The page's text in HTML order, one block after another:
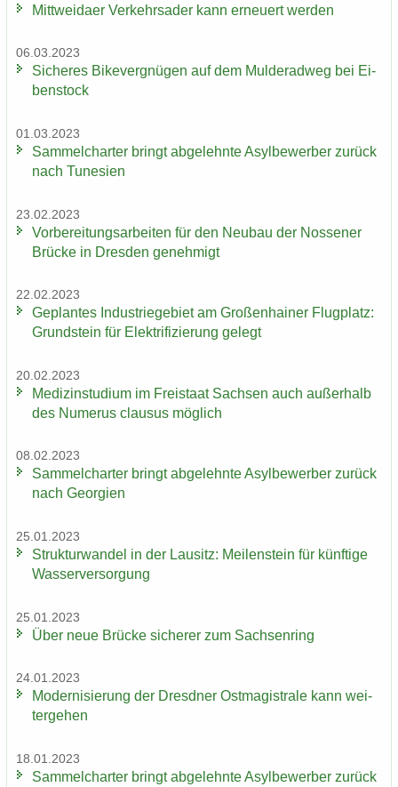
Mitt­wei­da­er Ver­kehrs­ader kann er­neu­ert wer­den
06.03.2023
Si­che­res Bi­ke­ver­gnü­gen auf dem Mul­derad­weg bei Ei­
ben­stock
01.03.2023
Sam­mel­char­ter bringt ab­ge­lehn­te Asyl­be­wer­ber zu­rück
nach Tu­ne­si­en
23.02.2023
Vor­be­rei­tungs­ar­bei­ten für den Neu­bau der Nos­se­ner
Brü­cke in Dres­den ge­neh­migt
22.02.2023
Ge­plan­tes In­dus­trie­ge­biet am Gro­ßen­hai­ner Flug­platz:
Grund­stein für Elek­tri­fi­zie­rung ge­legt
20.02.2023
Me­di­zin­stu­di­um im Frei­staat Sach­sen auch au­ßer­halb
des Nu­me­rus clau­sus mög­lich
08.02.2023
Sam­mel­char­ter bringt ab­ge­lehn­te Asyl­be­wer­ber zu­rück
nach Ge­or­gi­en
25.01.2023
Struk­tur­wan­del in der Lau­sitz: Mei­len­stein für künf­ti­ge
Was­ser­ver­sor­gung
25.01.2023
Über neue Brü­cke si­che­rer zum Sach­sen­ring
24.01.2023
Mo­der­ni­sie­rung der Dresd­ner Ost­ma­gis­tra­le kann wei­
ter­ge­hen
18.01.2023
Sam­mel­char­ter bringt ab­ge­lehn­te Asyl­be­wer­ber zu­rück